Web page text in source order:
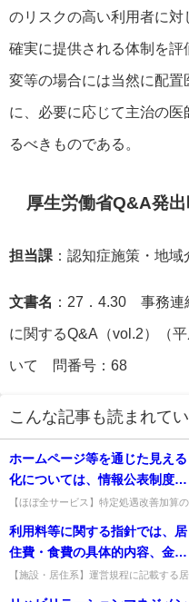
のリスクの高い利用者に対
確実に提供される体制を
変等の場合には当然に配
に、必要に応じて主治の
るべきものである。
厚生労働省Q&A発
担当課 ：認知症施策・地域
文書名 ：27．4.30 事務
に関するQ&A（vol.2）（
いて 問番号：68
こんな記事も読まれて
ホームページ等を通じた見える
化については、情報公表制度を
活用しないことも可能か。
【ほぼ全サービス】特定処遇改善加算
可能か。自事業所のホームページで取得
況等を公表することも可能。...
利用料等に関する指針では、居
住費・食費の具体的内容、金額
の設定及び変更に関し、運営規
【施設・居住系】運営規程に記載する